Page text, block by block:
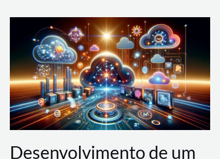
Nuvem:
Google
Cloud,
AWS
e
Azure
Desenvolvimento de um